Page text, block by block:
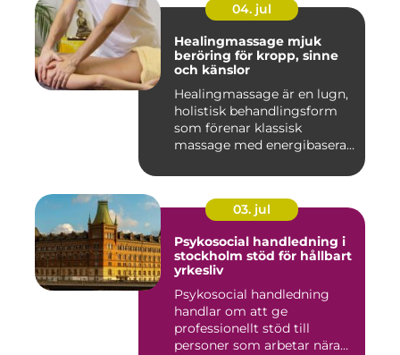
04. jul
Healingmassage mjuk
beröring för kropp, sinne
och känslor
Healingmassage är en lugn,
holistisk behandlingsform
som förenar klassisk
massage med energibaserad
03. jul
Psykosocial handledning i
stockholm stöd för hållbart
yrkesliv
Psykosocial handledning
handlar om att ge
professionellt stöd till
personer som arbetar nära